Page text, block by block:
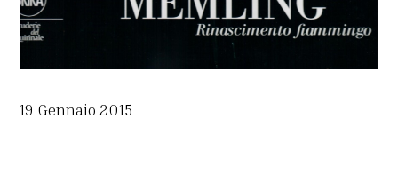
19 Gennaio 2015